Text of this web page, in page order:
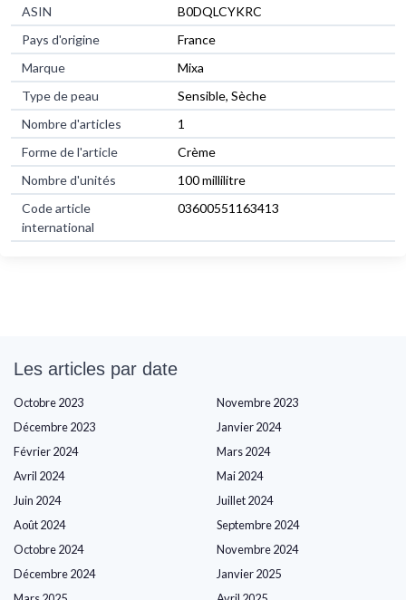
ASIN
B0DQLCYKRC
Pays d'origine
France
Marque
Mixa
Type de peau
Sensible, Sèche
Nombre d'articles
1
Forme de l'article
Crème
Nombre d'unités
100 millilitre
Code article
international
03600551163413
Les articles par date
Octobre 2023
Novembre 2023
Décembre 2023
Janvier 2024
Février 2024
Mars 2024
Avril 2024
Mai 2024
Juin 2024
Juillet 2024
Août 2024
Septembre 2024
Octobre 2024
Novembre 2024
Décembre 2024
Janvier 2025